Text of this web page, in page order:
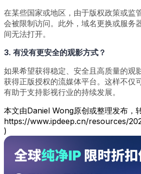
在某些国家或地区，由于版权政策或监
会被限制访问。此外，域名更换或服务
间无法打开。
3. 有没有更安全的观影方式？
如果希望获得稳定、安全且高质量的观
获得正版授权的流媒体平台。这样不仅
有助于支持影视行业的持续发展。
本文由Daniel Wong原创或整理发布，
https://www.ipdeep.cn/resources/
)